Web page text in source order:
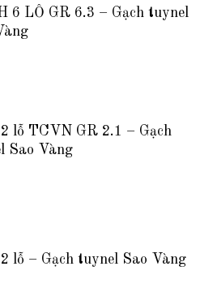
6 LỖ GR 6.3 – Gạch tuynel
2 lỗ TCVN GR 2.1 – Gạch
Sao Vàng
2 lỗ – Gạch tuynel Sao Vàng